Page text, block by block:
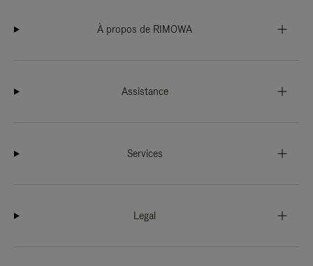
À propos de RIMOWA
Assistance
Services
Legal